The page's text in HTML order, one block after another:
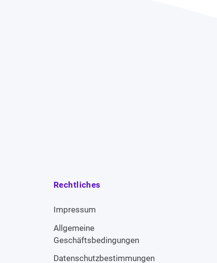
Rechtliches
Impressum
Allgemeine
Geschäftsbedingungen
Datenschutzbestimmungen